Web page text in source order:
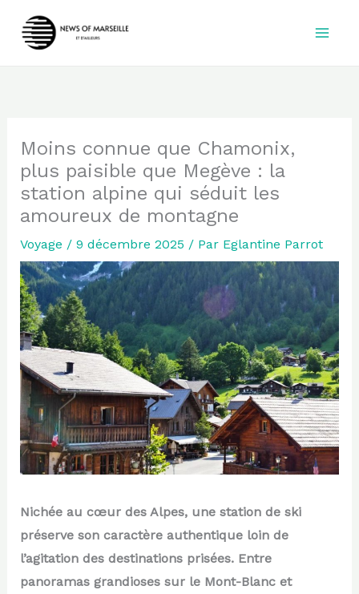
Moins connue que Chamonix,
plus paisible que Megève : la
station alpine qui séduit les
amoureux de montagne
Voyage / 9 décembre 2025 / Par Eglantine Parrot
Nichée au cœur des Alpes, une station de ski
préserve son caractère authentique loin de
l’agitation des destinations prisées. Entre
panoramas grandioses sur le Mont-Blanc et